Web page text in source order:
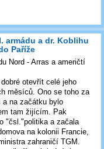
armádu a dr. Koblihu
Paříže
Nord - Arras a američtí
otevřít celé jeho
měsíců. Ono se toho za
a na začátku bylo
tam žijícím. Pak
"čsl."politika a začala
na kolonii Francie,
zahraničí TGM.